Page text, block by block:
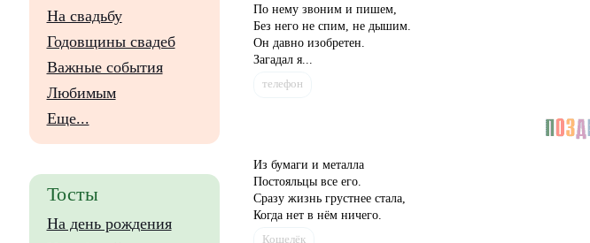
По нему звоним и пишем,
Без него не спим, не дышим.
Он давно изобретен.
Загадал я...
телефон
Из бумаги и металла
Постояльцы все его.
Сразу жизнь грустнее стала,
Когда нет в нём ничего.
Кошелёк
На свадьбу
Годовщины свадеб
Важные события
Любимым
Еще...
Тосты
На день рождения